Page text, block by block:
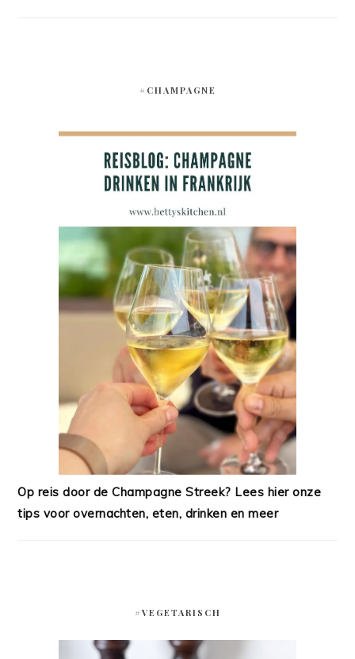
#CHAMPAGNE
Op reis door de Champagne Streek? Lees hier onze
tips voor overnachten, eten, drinken en meer
#VEGETARISCH